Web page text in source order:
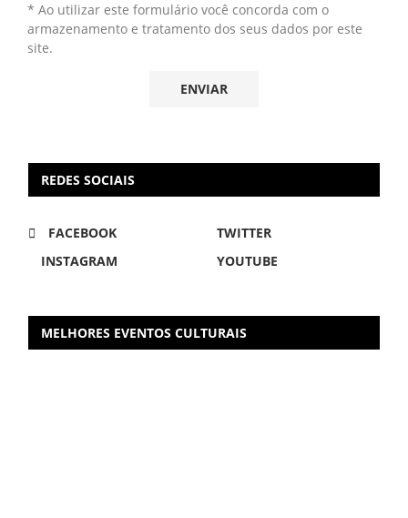
* Ao utilizar este formulário você concorda com o
armazenamento e tratamento dos seus dados por este
site.
REDES SOCIAIS
FACEBOOK
TWITTER
INSTAGRAM
YOUTUBE
MELHORES EVENTOS CULTURAIS